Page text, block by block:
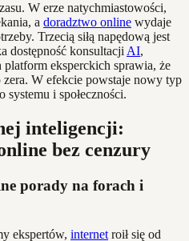
W erze natychmiastowości,
a doradztwo online wydaje
Trzecią siłą napędową jest
dostępność konsultacji AI,
eksperckich sprawia, że
W efekcie powstaje nowy typ
systemu i społeczności.
inteligencji:
bez cenzury
porady na forach i
ekspertów, internet roił się od